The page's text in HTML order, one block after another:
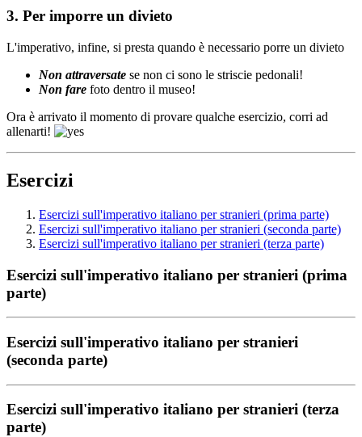
3. Per imporre un divieto
L'imperativo, infine, si presta quando è necessario porre un divieto
Non attraversate se non ci sono le striscie pedonali!
Non fare foto dentro il museo!
Ora è arrivato il momento di provare qualche esercizio, corri ad
allenarti!
Esercizi
Esercizi sull'imperativo italiano per stranieri (prima parte)
Esercizi sull'imperativo italiano per stranieri (seconda parte)
Esercizi sull'imperativo italiano per stranieri (terza parte)
Esercizi sull'imperativo italiano per stranieri (prima
parte)
Esercizi sull'imperativo italiano per stranieri
(seconda parte)
Esercizi sull'imperativo italiano per stranieri (terza
parte)